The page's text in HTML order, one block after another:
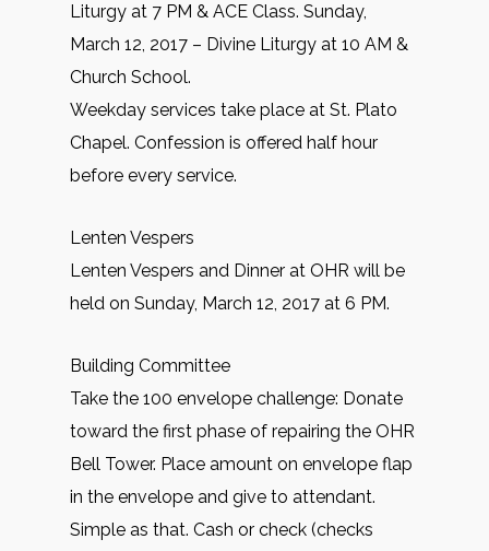
Liturgy at 7 PM & ACE Class. Sunday,
March 12, 2017 – Divine Liturgy at 10 AM &
Church School.
Weekday services take place at St. Plato
Chapel. Confession is offered half hour
before every service.
Lenten Vespers
Lenten Vespers and Dinner at OHR will be
held on Sunday, March 12, 2017 at 6 PM.
Building Committee
Take the 100 envelope challenge: Donate
toward the first phase of repairing the OHR
Bell Tower. Place amount on envelope flap
in the envelope and give to attendant.
Simple as that. Cash or check (checks